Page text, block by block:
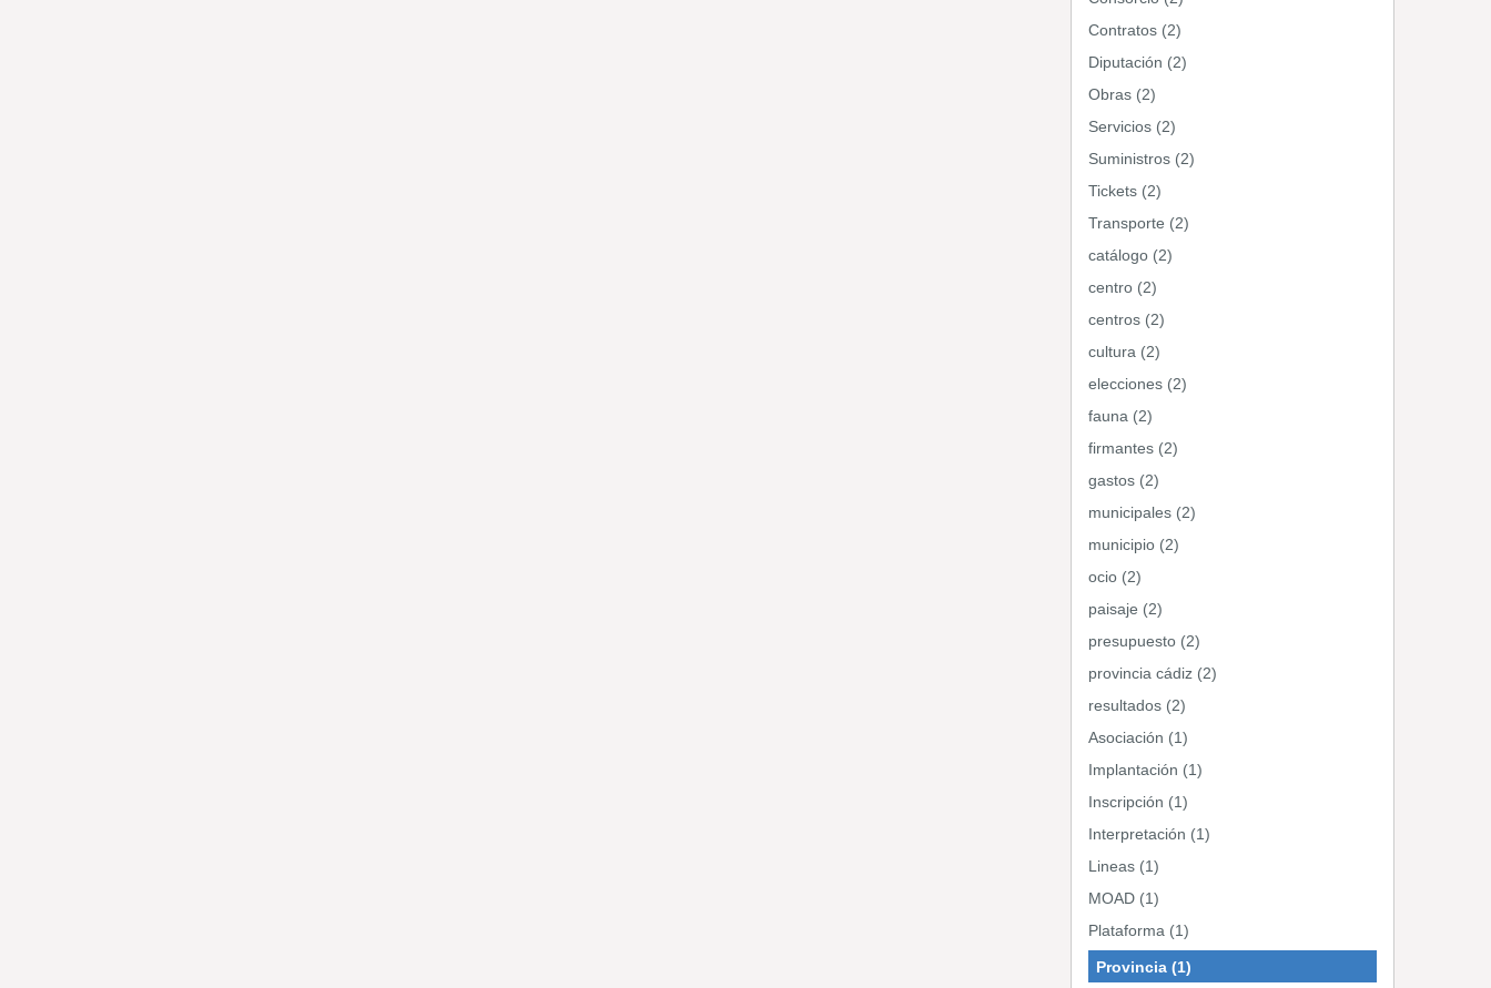
Contratos (2)
Diputación (2)
Obras (2)
Servicios (2)
Suministros (2)
Tickets (2)
Transporte (2)
catálogo (2)
centro (2)
centros (2)
cultura (2)
elecciones (2)
fauna (2)
firmantes (2)
gastos (2)
municipales (2)
municipio (2)
ocio (2)
paisaje (2)
presupuesto (2)
provincia cádiz (2)
resultados (2)
Asociación (1)
Implantación (1)
Inscripción (1)
Interpretación (1)
Lineas (1)
MOAD (1)
Plataforma (1)
Provincia (1)